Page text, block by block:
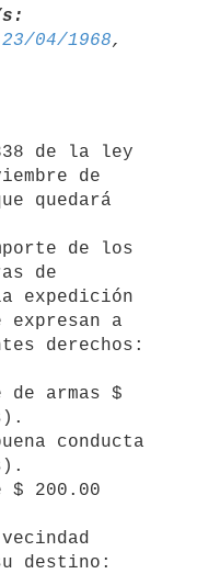
23/04/1968
de la ley
de
quedará
de
expedición
expresan a
derechos:
destino: